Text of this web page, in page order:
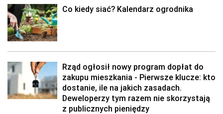
Co kiedy siać? Kalendarz ogrodnika
Rząd ogłosił nowy program dopłat do
zakupu mieszkania - Pierwsze klucze: kto
dostanie, ile na jakich zasadach.
Deweloperzy tym razem nie skorzystają
z publicznych pieniędzy